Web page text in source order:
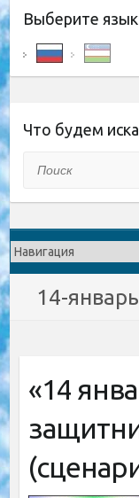
Выберите
Что будем
14-
«14